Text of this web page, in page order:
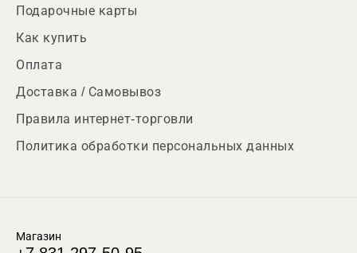
Подарочные карты
Как купить
Оплата
Доставка / Самовывоз
Правила интернет-торговли
Политика обработки персональных данных
Магазин